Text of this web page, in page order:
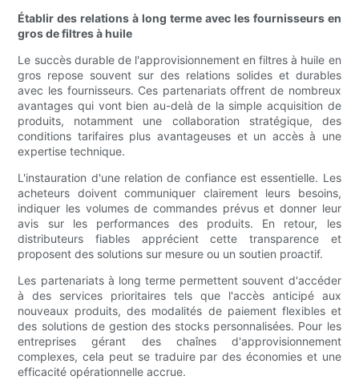
Établir des relations à long terme avec les fournisseurs en
gros de filtres à huile
Le succès durable de l'approvisionnement en filtres à huile en
gros repose souvent sur des relations solides et durables
avec les fournisseurs. Ces partenariats offrent de nombreux
avantages qui vont bien au-delà de la simple acquisition de
produits, notamment une collaboration stratégique, des
conditions tarifaires plus avantageuses et un accès à une
expertise technique.
L'instauration d'une relation de confiance est essentielle. Les
acheteurs doivent communiquer clairement leurs besoins,
indiquer les volumes de commandes prévus et donner leur
avis sur les performances des produits. En retour, les
distributeurs fiables apprécient cette transparence et
proposent des solutions sur mesure ou un soutien proactif.
Les partenariats à long terme permettent souvent d'accéder
à des services prioritaires tels que l'accès anticipé aux
nouveaux produits, des modalités de paiement flexibles et
des solutions de gestion des stocks personnalisées. Pour les
entreprises gérant des chaînes d'approvisionnement
complexes, cela peut se traduire par des économies et une
efficacité opérationnelle accrue.